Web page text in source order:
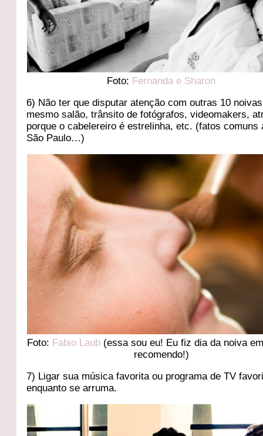
Foto: Fernanda e Sharon
6) Não ter que disputar atenção com outras 10
mesmo salão, trânsito de fotógrafos, videomakers,
porque o cabelereiro é estrelinha, etc. (fatos comuns
São Paulo…)
Foto: Fabio Laub (essa sou eu! Eu fiz dia da noiva
recomendo!)
7) Ligar sua música favorita ou programa de TV
enquanto se arruma.